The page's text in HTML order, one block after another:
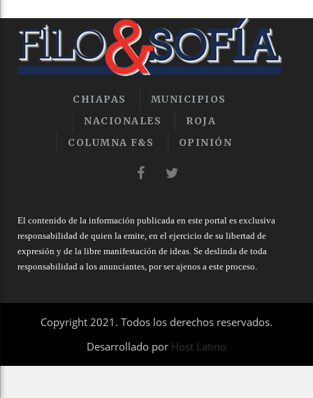
CHIAPAS
MUNICIPIOS
NACIONALES
ROJA
COLUMNA F&S
OPINIÓN
El contenido de la información publicada en este portal es exclusiva
responsabilidad de quien la emite, en el ejercicio de su libertad de
expresión y de la libre manifestación de ideas. Se deslinda de toda
responsabilidad a los anunciantes, por ser ajenos a este proceso.
Copyright 2021. Todos los derechos reservados.
Desarrollado por Host Latino